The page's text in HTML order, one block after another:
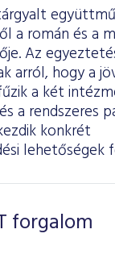
a román és a
Az
arról, hogy a
a két
a rendszeres
konkrét
lehetőségek
forgalom